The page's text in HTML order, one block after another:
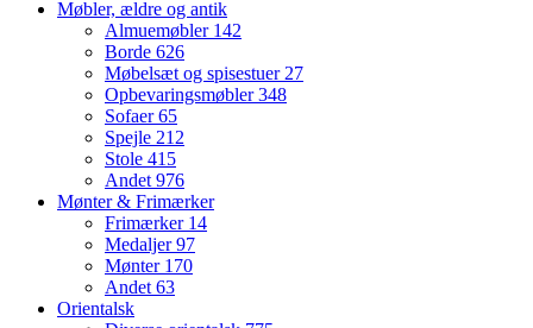
Møbler, ældre og antik
Almuemøbler 142
Borde 626
Møbelsæt og spisestuer 27
Opbevaringsmøbler348
Sofaer65
Spejle 212
Stole 415
Andet 976
Mønter & Frimærker
Frimærker 14
Medaljer97
Mønter 170
Andet 63
Orientalsk